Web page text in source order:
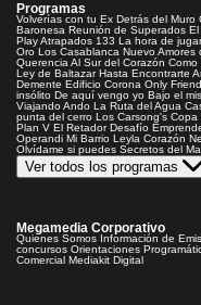
Programas
Volverías con tu Ex Detrás del Muro
Baronesa Reunión de Superados El
PlayAtrapados 133 La hora de jugar
Oro Los Casablanca Nuevo Amores
Querencia Al Sur del Corazón Como
Ley de Baltazar Hasta Encontrarte
Demente Edificio Corona Only
insólito De aquí vengo yo Bajo el
Viajando Ando La Ruta del Agua
punta del cerro Los Carsong's Copa
Plan V El Retador Desafío
Operandi Mi Barrio Leyla Corazón
Olvídame si puedes Secretos del
Ver todos los programas
Megamedia Corporativo
Quienes Somos Información de
concursos Orientaciones
Comercial Mediakit Digital